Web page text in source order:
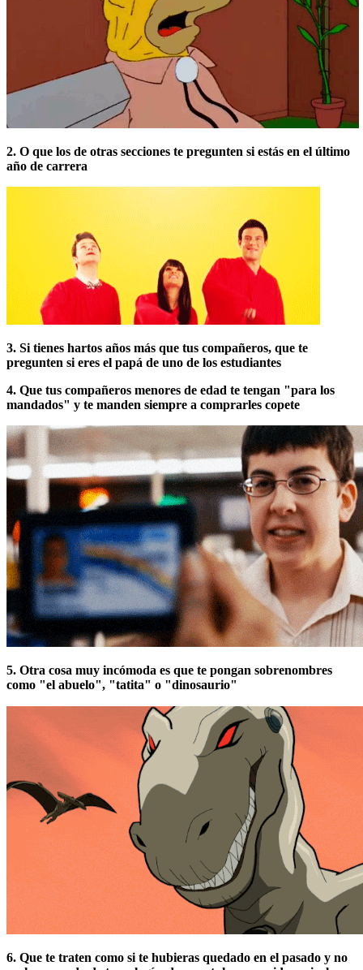
2. O que los de otras secciones te pregunten si estás en el último
año de carrera
3. Si tienes hartos años más que tus compañeros, que te
pregunten si eres el papá de uno de los estudiantes
4. Que tus compañeros menores de edad te tengan "para los
mandados" y te manden siempre a comprarles copete
5. Otra cosa muy incómoda es que te pongan sobrenombres
como "el abuelo", "tatita" o "dinosaurio"
6. Que te traten como si te hubieras quedado en el pasado y no